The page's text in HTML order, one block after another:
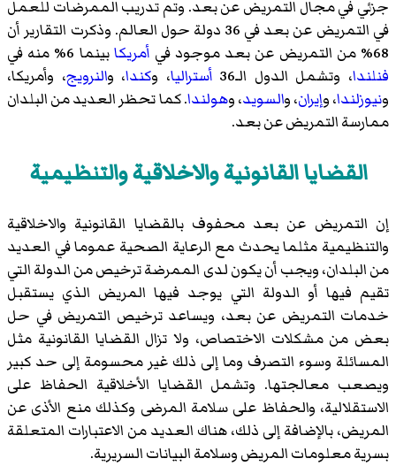
جزئي في مجال التمريض عن بعد. وتم تدريب الممرضات للعمل
في التمريض عن بعد في 36 دولة حول العالم. وذكرت التقارير أن
68% من التمريض عن بعد موجود في
أمريكابينما 6% منه في
فنلندا، وتشمل الدول الـ36 أستراليا، وكندا، والنرويج، وأمريكا،
ونيوزلندا، وإيران، والسويد، وهولندا. كما تحظر العديد من البلدان
ممارسة التمريض عن بعد.
القضايا القانونية والاخلاقية والتنظيمية
إن التمريض عن بعد محفوف بالقضايا القانونية والاخلاقية
والتنظيمية مثلما يحدث مع الرعاية الصحية عموما في العديد
من البلدان، ويجب أن يكون لدى الممرضة ترخيص من الدولة التي
تقيم فيها أو الدولة التي يوجد فيها المريض الذي يستقبل
خدمات التمريض عن بعد، ويساعد ترخيص التمريض في حل
بعض من مشكلات الاختصاص، ولا تزال القضايا القانونية مثل
المسائلة وسوء التصرف وما إلى ذلك غير محسومة إلى حد كبير
ويصعب معالجتها. وتشمل القضايا الأخلاقية الحفاظ على
الاستقلالية، والحفاظ على سلامة المرضى وكذلك منع الأذى عن
المريض، بالإضافة إلى ذلك، هناك العديد من الاعتبارات المتعلقة
بسرية معلومات المريض وسلامة البيانات السريرية.